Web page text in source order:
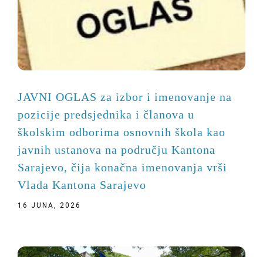
JAVNI OGLAS za izbor i imenovanje na
pozicije predsjednika i članova u
školskim odborima osnovnih škola kao
javnih ustanova na području Kantona
Sarajevo, čija konačna imenovanja vrši
Vlada Kantona Sarajevo
16 JUNA, 2026